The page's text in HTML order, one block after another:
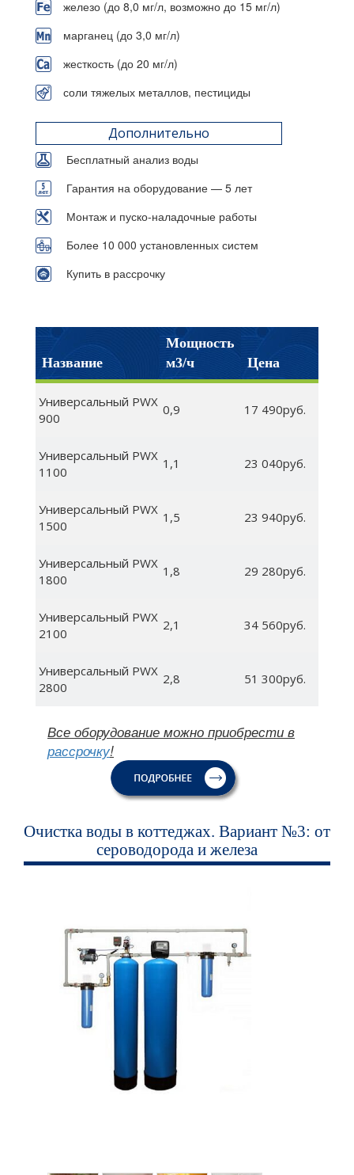
железо (до 8,0 мг/л, возможно до 15 мг/л)
марганец (до 3,0 мг/л)
жесткость (до 20 мг/л)
соли тяжелых металлов, пестициды
Дополнительно
Бесплатный анализ воды
Гарантия на оборудование — 5 лет
Монтаж и пуско-наладочные работы
Более 10 000 установленных систем
Купить в рассрочку
Название
Мощность
м3/ч
Цена
Универсальный PWX
900
0,9 17 490руб.
Универсальный PWX
1100
1,1 23 040руб.
Универсальный PWX
1500
1,5 23 940руб.
Универсальный PWX
1800
1,8 29 280руб.
Универсальный PWX
2100
2,1 34 560руб.
Универсальный PWX
2800
2,8 51 300руб.
Все оборудование можно приобрести в
рассрочку!
Очистка воды в коттеджах. Вариант №3: от
сероводорода и железа